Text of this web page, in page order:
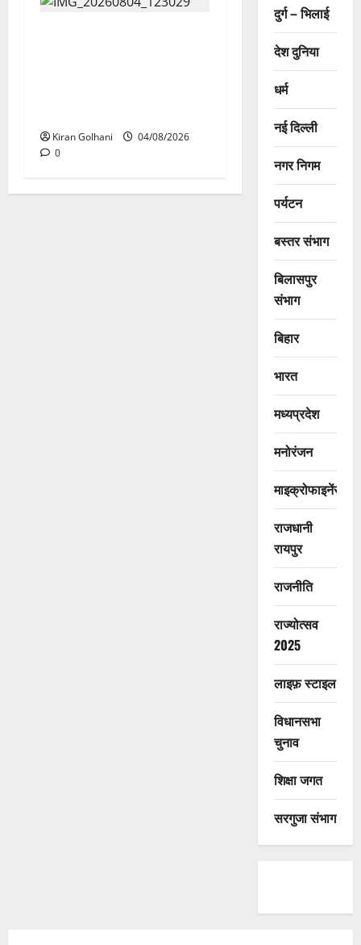
Kiran Golhani
04/08/2026
0
दुर्ग – भिलाई
देश दुनिया
धर्म
नई दिल्ली
नगर निगम
पर्यटन
बस्तर संभाग
बिलासपुर
संभाग
बिहार
भारत
मध्यप्रदेश
मनोरंजन
माइक्रोफाइनेंस
राजधानी
रायपुर
राजनीति
राज्योत्सव
2025
लाइफ़ स्टाइल
विधानसभा
चुनाव
शिक्षा जगत
सरगुजा संभाग